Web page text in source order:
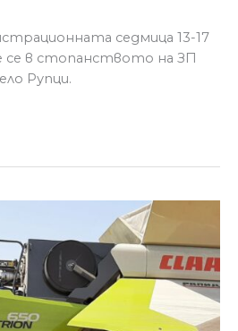
седмица 13-17
се в стопанството на ЗП
Рупци.